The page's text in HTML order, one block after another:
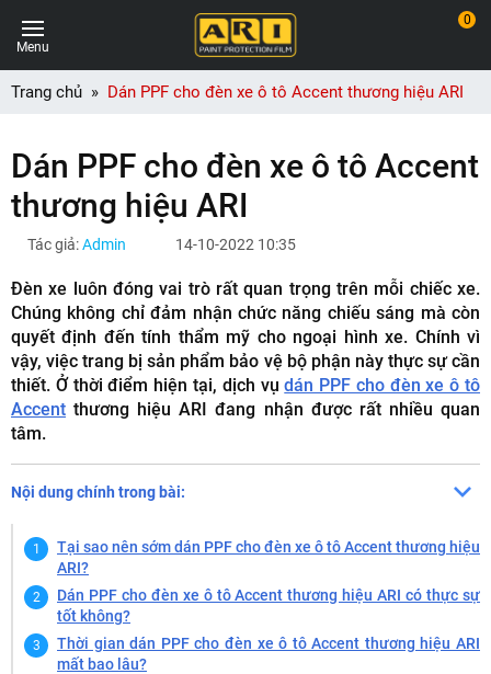
Menu
0
Trang chủ Dán PPF cho đèn xe ô tô Accent thương hiệu ARI
Dán PPF cho đèn xe ô tô Accent
thương hiệu ARI
Tác giả:Admin 14-10-2022 10:35
Đèn xe luôn đóng vai trò rất quan trọng trên mỗi chiếc xe.
Chúng không chỉ đảm nhận chức năng chiếu sáng mà còn
quyết định đến tính thẩm mỹ cho ngoại hình xe. Chính vì
vậy, việc trang bị sản phẩm bảo vệ bộ phận này thực sự cần
thiết. Ở thời điểm hiện tại, dịch vụdán PPF cho đèn xe ô tô
Accent thương hiệu ARI đang nhận được rất nhiều quan
tâm.
Nội dung chính trong bài:
Tại sao nên sớm dán PPF cho đèn xe ô tô Accent thương hiệu
ARI?
Dán PPF cho đèn xe ô tô Accent thương hiệu ARI có thực sự
tốt không?
Thời gian dán PPF cho đèn xe ô tô Accent thương hiệu ARI
mất bao lâu?